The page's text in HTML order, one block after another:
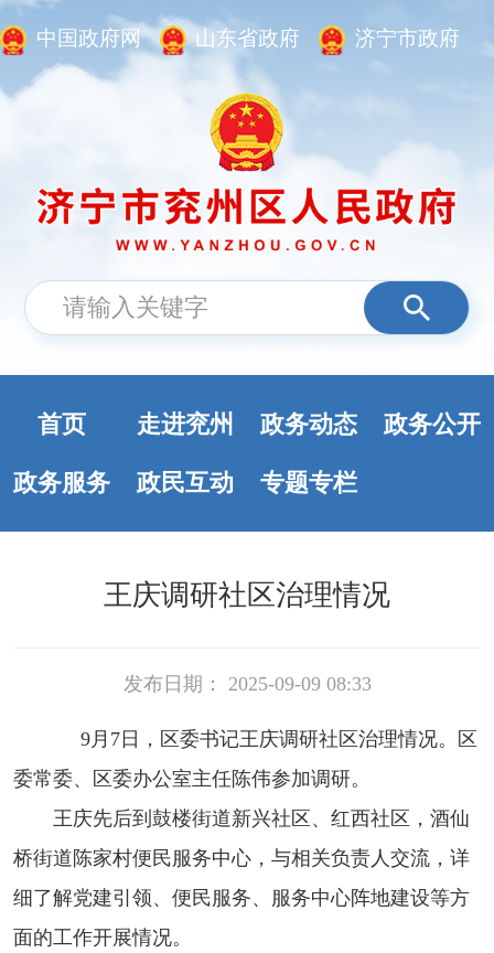
中国政府网 山东省政府 济宁市政府
首页 走进兖州 政务动态 政务公开
政务服务 政民互动 专题专栏
王庆调研社区治理情况
发布日期： 2025-09-09 08:33
9月7日，区委书记王庆调研社区治理情况。区
委常委、区委办公室主任陈伟参加调研。
王庆先后到鼓楼街道新兴社区、红西社区，酒仙
桥街道陈家村便民服务中心，与相关负责人交流，详
细了解党建引领、便民服务、服务中心阵地建设等方
面的工作开展情况。